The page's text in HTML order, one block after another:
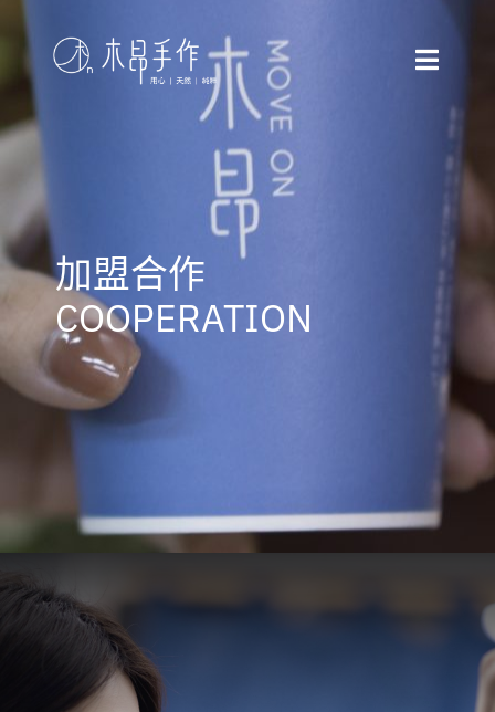
Skip
content
Toggle
堅持嚴選
最新消息
全台門市
加盟合作
加盟合作
COOPERATION